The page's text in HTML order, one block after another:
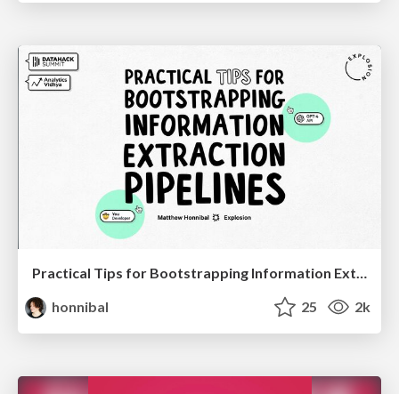
Practical Tips for Bootstrapping Information Extraction Pipelines
honnibal
25 2k